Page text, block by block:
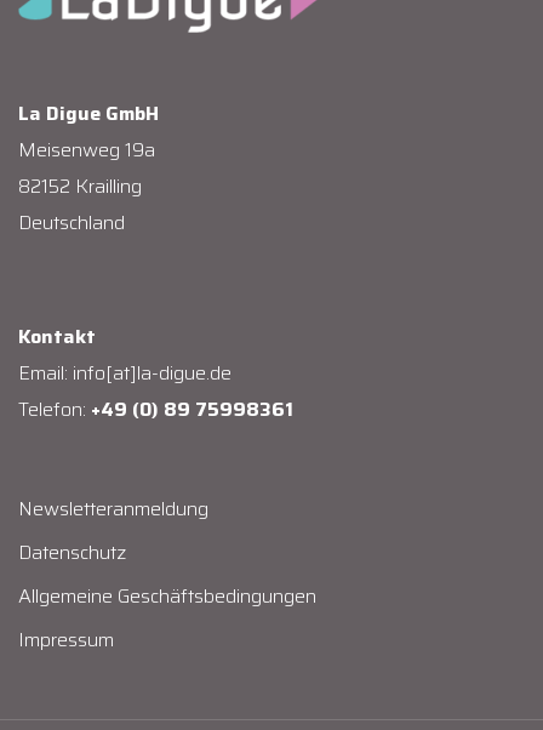
La Digue GmbH
Meisenweg 19a
82152 Krailling
Deutschland
Kontakt
Email: info[at]la-digue.de
Telefon: +49 (0) 89 75998361
Newsletteranmeldung
Datenschutz
Allgemeine Geschäftsbedingungen
Impressum